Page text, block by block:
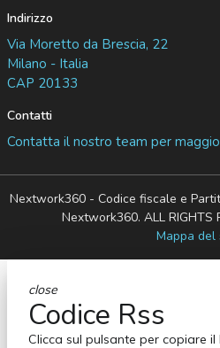
Indirizzo
Via Moretto da Brescia, 22
Milano - Italia
CAP 20133
Contatti
Contatta il nostro team per
Nextwork360 - Codice fiscale e
Nextwork360. ALL RIGHTS
Mappa del
close
Codice Rss
Clicca sul pulsante per copiare il